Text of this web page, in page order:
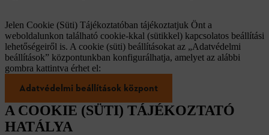
Jelen Cookie (Süti) Tájékoztatóban tájékoztatjuk Önt a
weboldalunkon található cookie-kkal (sütikkel) kapcsolatos beállítási
lehetőségeiről is. A cookie (süti) beállításokat az „Adatvédelmi
beállítások” központunkban konfigurálhatja, amelyet az alábbi
gombra kattintva érhet el:
Adatvédelmi beállítások központ
A COOKIE (SÜTI) TÁJÉKOZTATÓ
HATÁLYA